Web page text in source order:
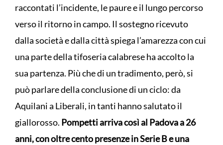
raccontati l’incidente, le paure e il lungo percorso
verso il ritorno in campo. Il sostegno ricevuto
dalla società e dalla città spiega l’amarezza con cui
una parte della tifoseria calabrese ha accolto la
sua partenza. Più che di un tradimento, però, si
può parlare della conclusione di un ciclo: da
Aquilani a Liberali, in tanti hanno salutato il
giallorosso. Pompetti arriva così al Padova a 26
anni, con oltre cento presenze in Serie B e una